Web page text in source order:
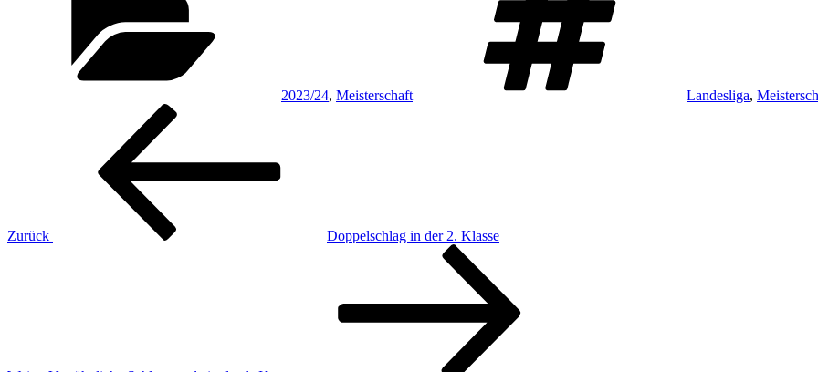
2023/24, Meisterschaft Landesliga,
Beitragsnavigation
Zurück
Doppelschlag in der 2. Klasse